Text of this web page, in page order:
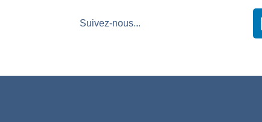
Suivez-nous...